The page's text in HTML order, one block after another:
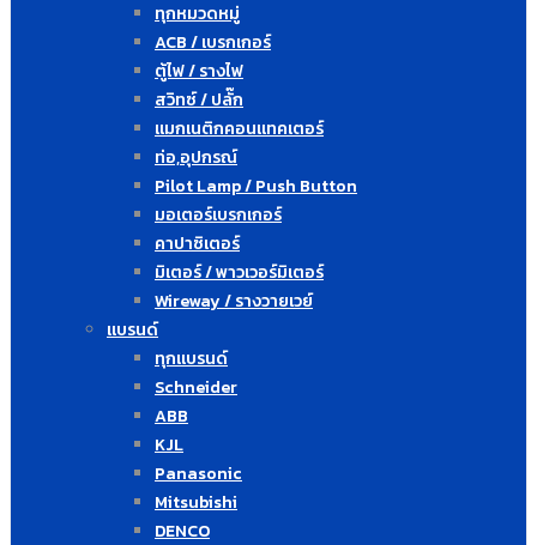
ทุกหมวดหมู่
ACB / เบรกเกอร์
ตู้ไฟ / รางไฟ
สวิทซ์ / ปลั๊ก
แมกเนติกคอนแทคเตอร์
ท่อ,อุปกรณ์
Pilot Lamp / Push Button
มอเตอร์เบรกเกอร์
คาปาซิเตอร์
มิเตอร์ / พาวเวอร์มิเตอร์
Wireway / รางวายเวย์
แบรนด์
ทุกแบรนด์
Schneider
ABB
KJL
Panasonic
Mitsubishi
DENCO